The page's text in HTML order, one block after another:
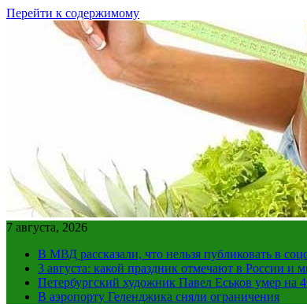
Перейти к содержимому
7 августа, 2026
В МВД рассказали, что нельзя публиковать в
3 августа: какой праздник отмечают в России и
Петербургский художник Павел Еськов умер на
В аэропорту Геленджика сняли ограничения